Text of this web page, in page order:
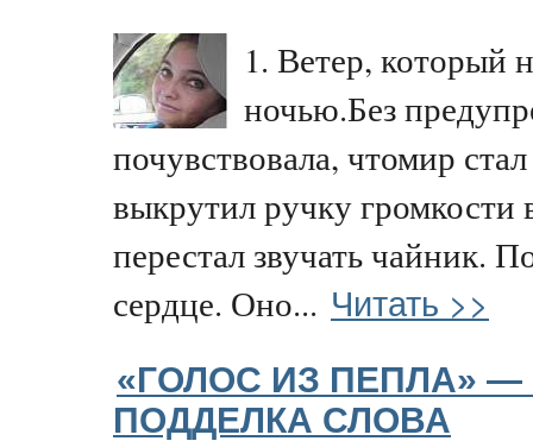
1. Ветер, который
ночью.Без
почувствовала, чтомир
выкрутил ручку громкости
перестал звучать
сердце. Оно... Читать >>
«ГОЛОС ИЗ ПЕПЛА» —
ПОДДЕЛКА СЛОВА